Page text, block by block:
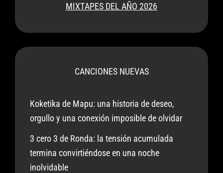
MIXTAPES DEL AÑO 2026
CANCIONES NUEVAS
Koketika de Mapu: una historia de deseo,
orgullo y una conexión imposible de olvidar
3 cero 3 de Ronda: la tensión acumulada
termina convirtiéndose en una noche
inolvidable